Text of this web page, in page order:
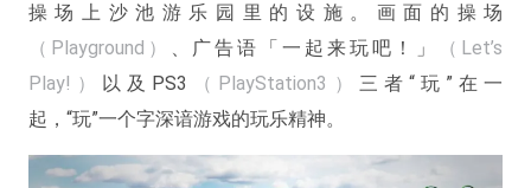
操场上沙池游乐园里的设施。画面的操场
（Playground）
、广告语「一起来玩吧！」
（Let’s
Play!）
以及PS3 （PlayStation3） 三者“玩”在一
起，“玩”一个字深谙游戏的玩乐精神。